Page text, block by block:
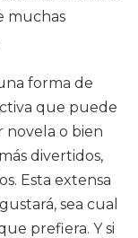
muchas
forma de
que puede
novela o bien
divertidos,
Esta extensa
sea cual
prefiera. Y si